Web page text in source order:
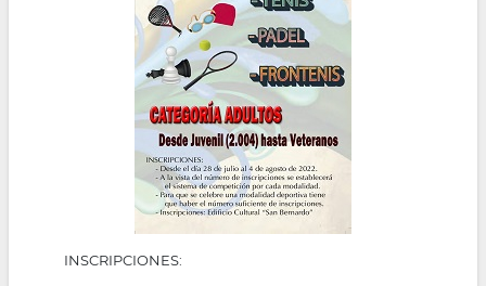
INSCRIPCIONES: